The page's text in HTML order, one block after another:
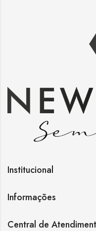
Institucional
Informações
Central de